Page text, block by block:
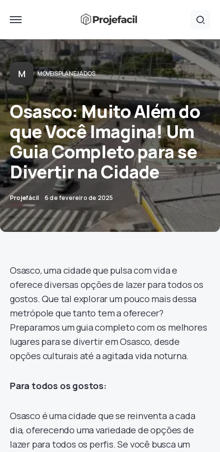
M MÓVEIS PLANEJADOS
Osasco: Muito Além do
que Você Imagina! Um
Guia Completo para se
Divertir na Cidade
Projefácil 6 de fevereiro de 2025
Osasco, uma cidade que pulsa com vida e
oferece diversas opções de lazer para todos os
gostos. Que tal explorar um pouco mais dessa
metrópole que tanto tem a oferecer?
Preparamos um guia completo com os melhores
lugares para se divertir em Osasco, desde
opções culturais até a agitada vida noturna.
Para todos os gostos:
Osasco é uma cidade que se reinventa a cada
dia, oferecendo uma variedade de opções de
lazer para todos os perfis. Se você busca um